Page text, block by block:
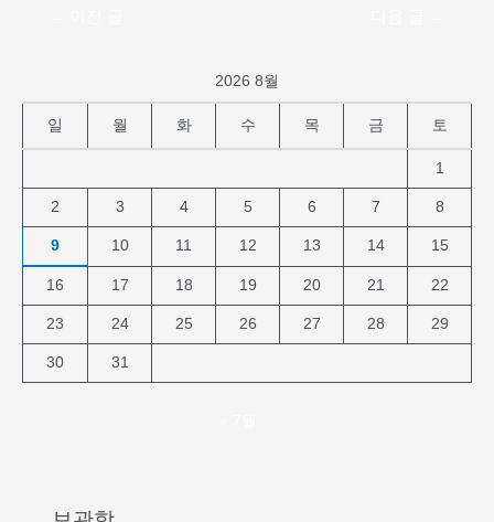
2026 8월
일 월 화 수 목 금 토
1
2 3 4 5 6 7 8
9 10 11 12 13 14 15
16 17 18 19 20 21 22
23 24 25 26 27 28 29
30 31